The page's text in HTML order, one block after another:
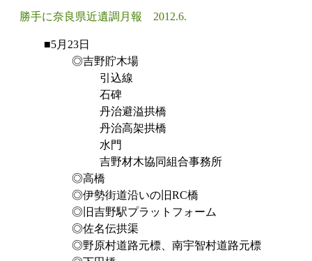
勝手に奈良県近遺調月報 2012.6.
■5月23日
◎吉野貯木場
引込線
石碑
丹治避溢拱橋
丹治高架拱橋
水門
吉野材木協同組合事務所
◎高橋
◎伊勢街道沿いの旧RC橋
◎旧吉野駅プラットフォーム
◎佐名伝拱渠
◎野原村道路元標、南宇智村道路元標